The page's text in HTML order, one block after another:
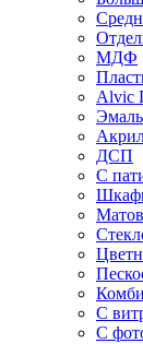
МДФ
Alvic
Эмаль
ДСП
С
С
С